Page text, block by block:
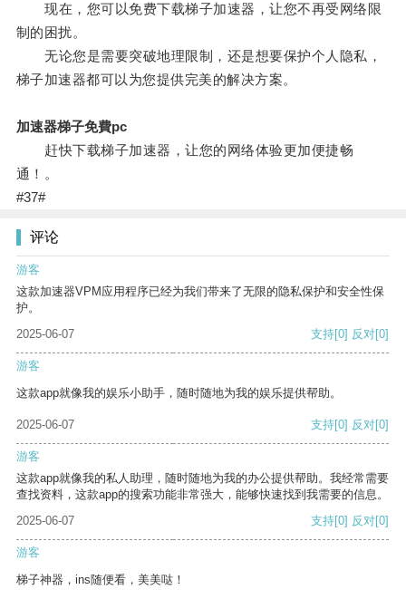
现在，您可以免费下载梯子加速器，让您不再受网络限
制的困扰。
无论您是需要突破地理限制，还是想要保护个人隐私，
梯子加速器都可以为您提供完美的解决方案。
加速器梯子免費pc
赶快下载梯子加速器，让您的网络体验更加便捷畅
通！。
#37#
评论
游客
这款加速器VPM应用程序已经为我们带来了无限的隐私保护和安全性保
护。
2025-06-07
支持[0] 反对[0]
游客
这款app就像我的娱乐小助手，随时随地为我的娱乐提供帮助。
2025-06-07 支持[0] 反对[0]
游客
这款app就像我的私人助理，随时随地为我的办公提供帮助。我经常需要
查找资料，这款app的搜索功能非常强大，能够快速找到我需要的信息。
2025-06-07
支持[0] 反对[0]
游客
梯子神器，ins随便看，美美哒！